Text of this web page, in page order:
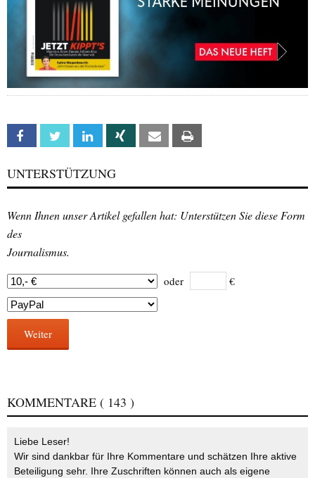
Facebook Twitter Linkedin Xing Email
UNTERSTÜTZUNG
Wenn Ihnen unser Artikel gefallen hat: Unterstützen Sie diese Form
des
Journalismus.
oder €
Weiter
KOMMENTARE ( 143 )
Liebe Leser!
Wir sind dankbar für Ihre Kommentare und schätzen Ihre aktive
Beteiligung sehr. Ihre Zuschriften können auch als eigene